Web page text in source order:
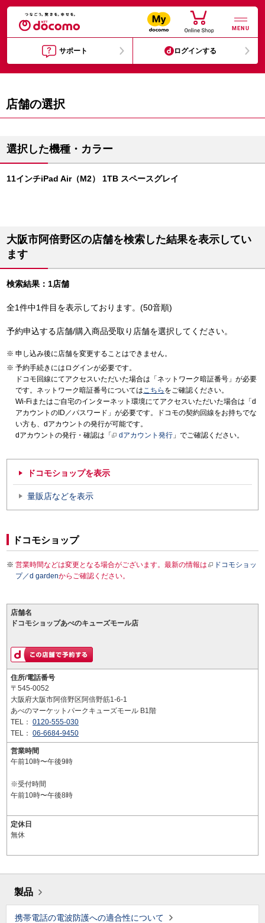
MENU
サポート ログインする
店舗の選択
選択した機種・カラー
11インチiPad Air（M2） 1TB スペースグレイ
大阪市阿倍野区の店舗を検索した結果を表示してい
ます
検索結果：1店舗
全1件中1件目を表示しております。(50音順)
予約申込する店舗/購入商品受取り店舗を選択してください。
申し込み後に店舗を変更することはできません。
予約手続きにはログインが必要です。
ドコモ回線にてアクセスいただいた場合は「ネットワーク暗証番号」が必要
です。ネットワーク暗証番号についてはこちら をご確認ください。
Wi-Fiまたはご自宅のインターネット環境にてアクセスいただいた場合は「d
アカウントのID／パスワード」が必要です。ドコモの契約回線をお持ちでな
い方も、dアカウントの発行が可能です。
dアカウントの発行・確認は「
dアカウント発行 」でご確認ください。
ドコモショップを表示
量販店などを表示
ドコモショップ
営業時間などは変更となる場合がございます。最新の情報は
ドコモショッ
プ／d gardenからご確認ください。
店舗名
ドコモショップあべのキューズモール店
住所/電話番号
〒545-0052
大阪府大阪市阿倍野区阿倍野筋1-6-1
あべのマーケットパークキューズモール B1階
TEL： 0120-555-030
TEL： 06-6684-9450
営業時間
午前10時〜午後9時
※受付時間
午前10時〜午後8時
定休日
無休
製品
携帯電話の電波防護への適合性について